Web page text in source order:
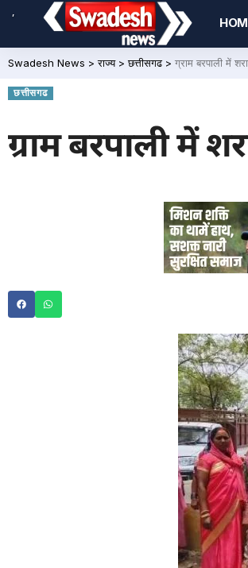
,
Swadesh News >राज्य>छत्तीसगढ> ग्राम बरपाली में
छत्तीसगढ
ग्राम बरपाली में